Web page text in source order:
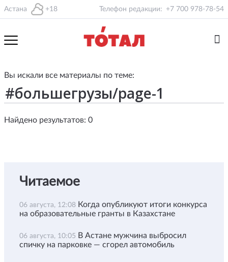
Астана +18 Телефон редакции: +7 700 978-78-54
Вы искали все материалы по теме:
Найдено результатов: 0
Читаемое
06 августа, 12:08 Когда опубликуют итоги конкурса
на образовательные гранты в Казахстане
06 августа, 10:05 В Астане мужчина выбросил
спичку на парковке — сгорел автомобиль